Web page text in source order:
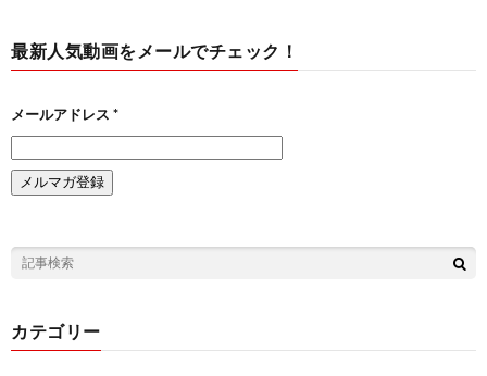
最新人気動画をメールでチェック！
メールアドレス *
カテゴリー